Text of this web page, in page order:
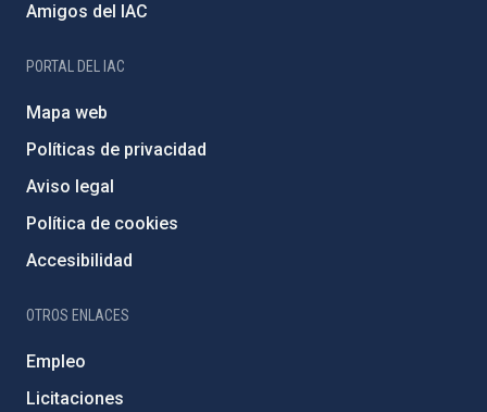
Amigos del IAC
PORTAL DEL IAC
Mapa web
Políticas de privacidad
Aviso legal
Política de cookies
Accesibilidad
OTROS ENLACES
Empleo
Licitaciones